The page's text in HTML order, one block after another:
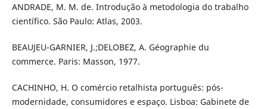
ANDRADE, M. M. de. Introdução à metodologia do trabalho
científico. São Paulo: Atlas, 2003.
BEAUJEU-GARNIER, J.;DELOBEZ, A. Géographie du
commerce. Paris: Masson, 1977.
CACHINHO, H. O comércio retalhista português: pós-
modernidade, consumidores e espaço. Lisboa: Gabinete de